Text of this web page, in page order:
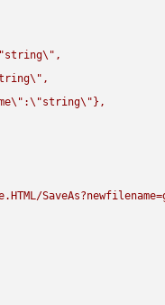
string\" ,
\" ,
\" :\"string\" },